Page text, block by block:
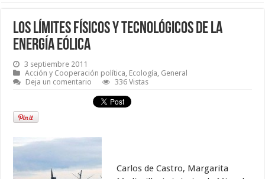
Los límites físicos y tecnológicos de la
energía eólica
3 septiembre 2011
Acción y Cooperación política, Ecología, General
Deja un comentario
336 Vistas
Carlos de Castro, Margarita